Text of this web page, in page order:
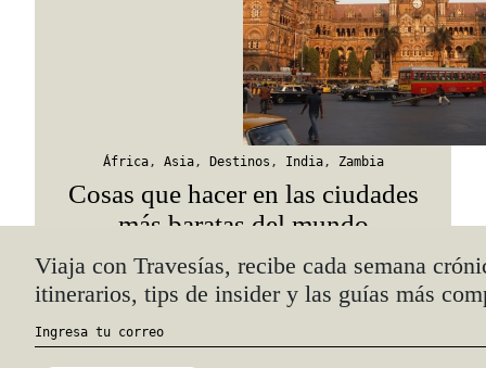
África, Asia, Destinos , India, Zambia
Cosas que hacer en las ciudades
más baratas del mundo